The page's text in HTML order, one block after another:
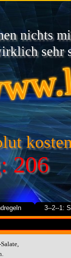
3--2--1:
206
nichts
sehr